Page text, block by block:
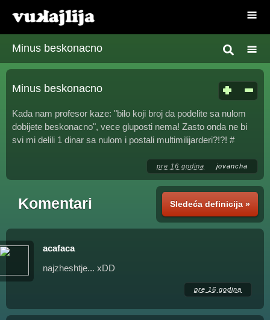
Minus beskonacno
Minus beskonacno
Kada nam profesor kaze: "bilo koji broj da podelite sa nulom
dobijete beskonacno", vece gluposti nema! Zasto onda ne bi
svi mi delili 1 dinar sa nulom i postali multimilijarderi?!?! #
pre 16 godina jovancha
Sledeća definicija »
Komentari
acafaca
najzheshtje... xDD
pre 16 godina